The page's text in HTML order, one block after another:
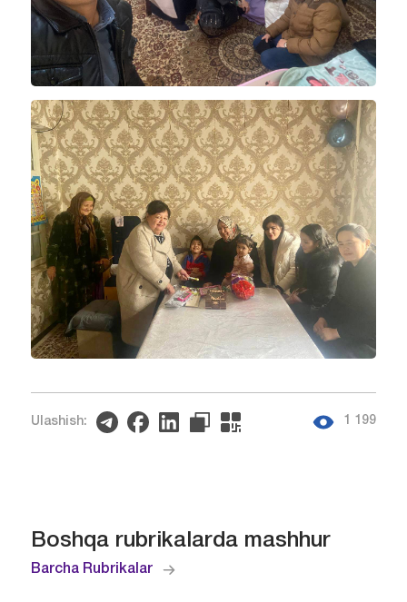
Ulashish: 1 199
Boshqa rubrikalarda mashhur
Barcha Rubrikalar